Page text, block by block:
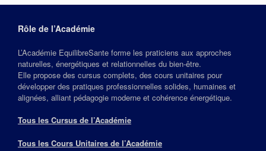
Rôle de l’Académie
L’Académie EquilibreSante forme les praticiens aux approches
naturelles, énergétiques et relationnelles du bien‑être.
Elle propose des cursus complets, des cours unitaires pour
développer des pratiques professionnelles solides, humaines et
alignées, alliant pédagogie moderne et cohérence énergétique.
Tous les Cursus de l’Académie
Tous les Cours Unitaires de l’Académie